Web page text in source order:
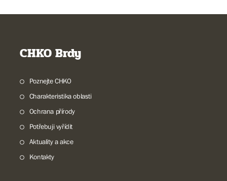
CHKO Brdy
Poznejte CHKO
Charakteristika oblasti
Ochrana přírody
Potřebuji vyřídit
Aktuality a akce
Kontakty